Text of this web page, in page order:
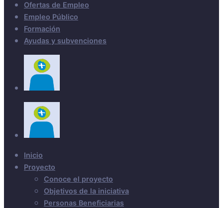
Ofertas de Empleo
Empleo Público
Formación
Ayudas y subvenciones
Inicio
Proyecto
Conoce el proyecto
Objetivos de la iniciativa
Personas Beneficiarias